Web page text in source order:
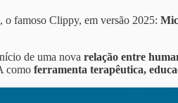
famoso Clippy, em versão 2025:
de uma nova relação entre
como ferramenta terapêutica,